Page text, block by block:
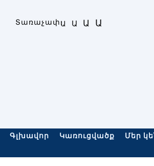
Տառաչափ։Ա Ա Ա Ա
Գլխավոր Կառուցվածք Մեր